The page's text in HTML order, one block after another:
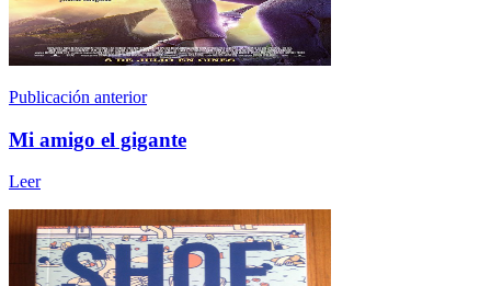
Publicación anterior
Mi amigo el gigante
Leer